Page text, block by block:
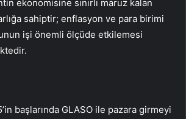
ekonomisine sınırlı maruz kalan
sahiptir; enflasyon ve para birimi
işi önemli ölçüde etkilemesi
başlarında GLASO ile pazara girmeyi